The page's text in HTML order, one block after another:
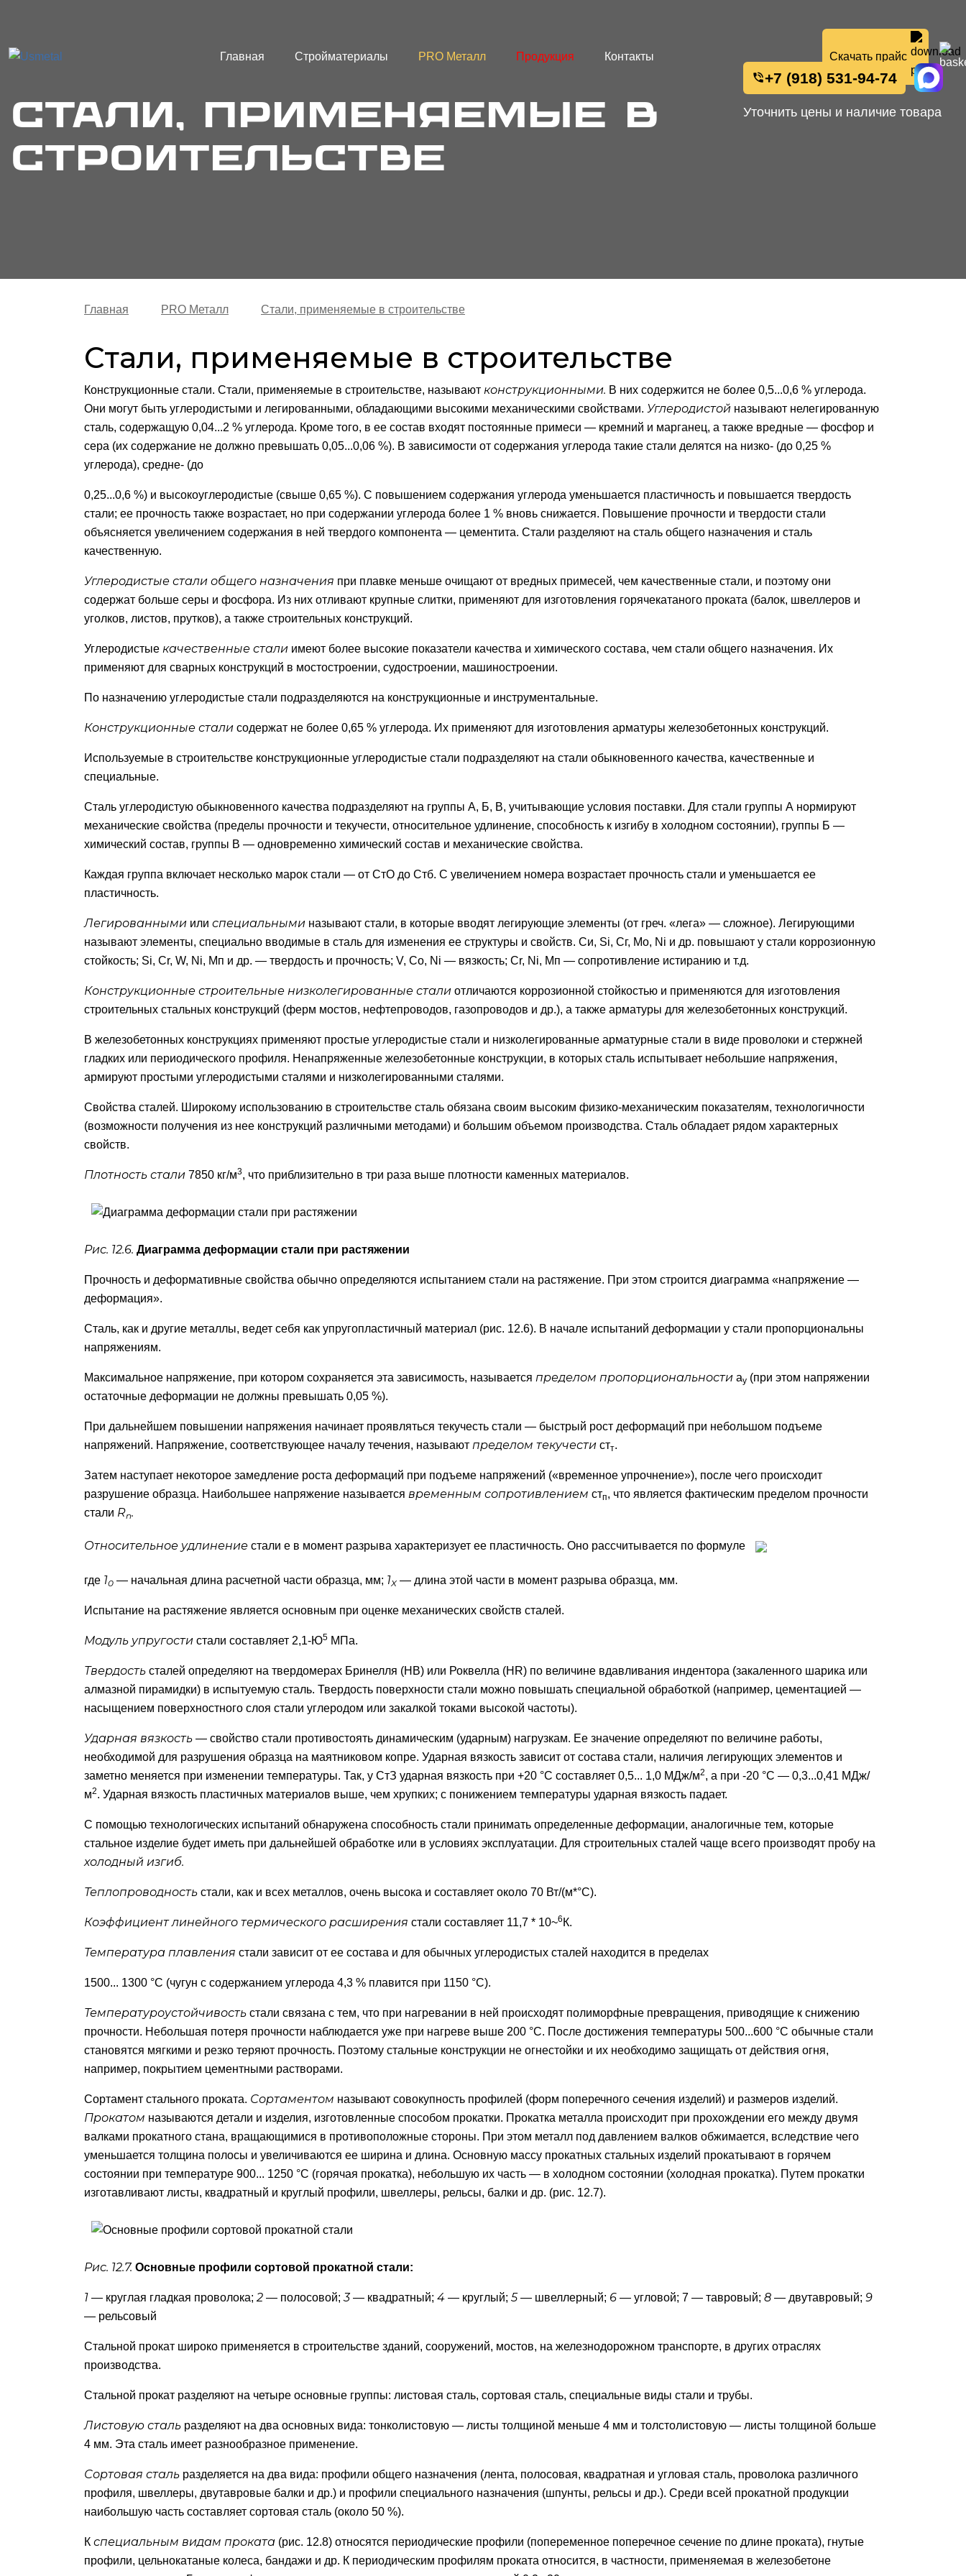
Главная Стройматериалы PRO Металл Продукция Контакты Скачать прайс
+7 (918) 531-94-74
Уточнить цены и наличие товара
Стали, применяемые в
строительстве
Главная PRO Металл Стали, применяемые в строительстве
Стали, применяемые в строительстве
Конструкционные стали. Стали, применяемые в строительстве, называют конструкционными. В них содержится не более 0,5...0,6 % углерода.
Они могут быть углеродистыми и легированными, обладающими высокими механическими свойствами. Углеродистой называют нелегированную
сталь, содержащую 0,04...2 % углерода. Кроме того, в ее состав входят постоянные примеси — кремний и марганец, а также вредные — фосфор и
сера (их содержание не должно превышать 0,05...0,06 %). В зависимости от содержания углерода такие стали делятся на низко- (до 0,25 %
углерода), средне- (до
0,25...0,6 %) и высокоуглеродистые (свыше 0,65 %). С повышением содержания углерода уменьшается пластичность и повышается твердость
стали; ее прочность также возрастает, но при содержании углерода более 1 % вновь снижается. Повышение прочности и твердости стали
объясняется увеличением содержания в ней твердого компонента — цементита. Стали разделяют на сталь общего назначения и сталь
качественную.
Углеродистые стали общего назначения при плавке меньше очищают от вредных примесей, чем качественные стали, и поэтому они
содержат больше серы и фосфора. Из них отливают крупные слитки, применяют для изготовления горячекатаного проката (балок, швеллеров и
уголков, листов, прутков), а также строительных конструкций.
Углеродистые качественные стали имеют более высокие показатели качества и химического состава, чем стали общего назначения. Их
применяют для сварных конструкций в мостостроении, судостроении, машиностроении.
По назначению углеродистые стали подразделяются на конструкционные и инструментальные.
Конструкционные стали содержат не более 0,65 % углерода. Их применяют для изготовления арматуры железобетонных конструкций.
Используемые в строительстве конструкционные углеродистые стали подразделяют на стали обыкновенного качества, качественные и
специальные.
Сталь углеродистую обыкновенного качества подразделяют на группы А, Б, В, учитывающие условия поставки. Для стали группы А нормируют
механические свойства (пределы прочности и текучести, относительное удлинение, способность к изгибу в холодном состоянии), группы Б —
химический состав, группы В — одновременно химический состав и механические свойства.
Каждая группа включает несколько марок стали — от СтО до Стб. С увеличением номера возрастает прочность стали и уменьшается ее
пластичность.
Легированными или специальными называют стали, в которые вводят легирующие элементы (от греч. «лега» — сложное). Легирующими
называют элементы, специально вводимые в сталь для изменения ее структуры и свойств. Си, Si, Сг, Mo, Ni и др. повышают у стали коррозионную
стойкость; Si, Cr, W, Ni, Мп и др. — твердость и прочность; V, Со, Ni — вязкость; Cr, Ni, Мп — сопротивление истиранию и т.д.
Конструкционные строительные низколегированные стали отличаются коррозионной стойкостью и применяются для изготовления
строительных стальных конструкций (ферм мостов, нефтепроводов, газопроводов и др.), а также арматуры для железобетонных конструкций.
В железобетонных конструкциях применяют простые углеродистые стали и низколегированные арматурные стали в виде проволоки и стержней
гладких или периодического профиля. Ненапряженные железобетонные конструкции, в которых сталь испытывает небольшие напряжения,
армируют простыми углеродистыми сталями и низколегированными сталями.
Свойства сталей. Широкому использованию в строительстве сталь обязана своим высоким физико-механическим показателям, технологичности
(возможности получения из нее конструкций различными методами) и большим объемом производства. Сталь обладает рядом характерных
свойств.
Плотность стали 7850 кг/м3, что приблизительно в три раза выше плотности каменных материалов.
Рис. 12.6. Диаграмма деформации стали при растяжении
Прочность и деформативные свойства обычно определяются испытанием стали на растяжение. При этом строится диаграмма «напряжение —
деформация».
Сталь, как и другие металлы, ведет себя как упругопластичный материал (рис. 12.6). В начале испытаний деформации у стали пропорциональны
напряжениям.
Максимальное напряжение, при котором сохраняется эта зависимость, называется пределом пропорциональности ау (при этом напряжении
остаточные деформации не должны превышать 0,05 %).
При дальнейшем повышении напряжения начинает проявляться текучесть стали — быстрый рост деформаций при небольшом подъеме
напряжений. Напряжение, соответствующее началу течения, называют пределом текучести стт.
Затем наступает некоторое замедление роста деформаций при подъеме напряжений («временное упрочнение»), после чего происходит
разрушение образца. Наибольшее напряжение называется временным сопротивлением стп, что является фактическим пределом прочности
стали Rn.
Относительное удлинение стали е в момент разрыва характеризует ее пластичность. Оно рассчитывается по формуле
где 10 — начальная длина расчетной части образца, мм; 1Х — длина этой части в момент разрыва образца, мм.
Испытание на растяжение является основным при оценке механических свойств сталей.
Модуль упругости стали составляет 2,1-Ю5 МПа.
Твердость сталей определяют на твердомерах Бринелля (НВ) или Роквелла (HR) по величине вдавливания индентора (закаленного шарика или
алмазной пирамидки) в испытуемую сталь. Твердость поверхности стали можно повышать специальной обработкой (например, цементацией —
насыщением поверхностного слоя стали углеродом или закалкой токами высокой частоты).
Ударная вязкость — свойство стали противостоять динамическим (ударным) нагрузкам. Ее значение определяют по величине работы,
необходимой для разрушения образца на маятниковом копре. Ударная вязкость зависит от состава стали, наличия легирующих элементов и
заметно меняется при изменении температуры. Так, у СтЗ ударная вязкость при +20 °С составляет 0,5... 1,0 МДж/м2, а при -20 °С — 0,3...0,41 МДж/
м2. Ударная вязкость пластичных материалов выше, чем хрупких; с понижением температуры ударная вязкость падает.
С помощью технологических испытаний обнаружена способность стали принимать определенные деформации, аналогичные тем, которые
стальное изделие будет иметь при дальнейшей обработке или в условиях эксплуатации. Для строительных сталей чаще всего производят пробу на
холодный изгиб.
Теплопроводность стали, как и всех металлов, очень высока и составляет около 70 Вт/(м*°С).
Коэффициент линейного термического расширения стали составляет 11,7 * 10~6 К.
Температура плавления стали зависит от ее состава и для обычных углеродистых сталей находится в пределах
1500... 1300 °С (чугун с содержанием углерода 4,3 % плавится при 1150 °С).
Температуроустойчивость стали связана с тем, что при нагревании в ней происходят полиморфные превращения, приводящие к снижению
прочности. Небольшая потеря прочности наблюдается уже при нагреве выше 200 °С. После достижения температуры 500...600 °С обычные стали
становятся мягкими и резко теряют прочность. Поэтому стальные конструкции не огнестойки и их необходимо защищать от действия огня,
например, покрытием цементными растворами.
Сортамент стального проката. Сортаментом называют совокупность профилей (форм поперечного сечения изделий) и размеров изделий.
Прокатом называются детали и изделия, изготовленные способом прокатки. Прокатка металла происходит при прохождении его между двумя
валками прокатного стана, вращающимися в противоположные стороны. При этом металл под давлением валков обжимается, вследствие чего
уменьшается толщина полосы и увеличиваются ее ширина и длина. Основную массу прокатных стальных изделий прокатывают в горячем
состоянии при температуре 900... 1250 °С (горячая прокатка), небольшую их часть — в холодном состоянии (холодная прокатка). Путем прокатки
изготавливают листы, квадратный и круглый профили, швеллеры, рельсы, балки и др. (рис. 12.7).
Рис. 12.7. Основные профили сортовой прокатной стали:
1 — круглая гладкая проволока; 2 — полосовой;3— квадратный; 4 — круглый; 5— швеллерный; 6 — угловой; 7 — тавровый; 8 — двутавровый; 9
— рельсовый
Стальной прокат широко применяется в строительстве зданий, сооружений, мостов, на железнодорожном транспорте, в других отраслях
производства.
Стальной прокат разделяют на четыре основные группы: листовая сталь, сортовая сталь, специальные виды стали и трубы.
Листовую сталь разделяют на два основных вида: тонколистовую — листы толщиной меньше 4 мм и толстолистовую — листы толщиной больше
4 мм. Эта сталь имеет разнообразное применение.
Сортовая сталь разделяется на два вида: профили общего назначения (лента, полосовая, квадратная и угловая сталь, проволока различного
профиля, швеллеры, двутавровые балки и др.) и профили специального назначения (шпунты, рельсы и др.). Среди всей прокатной продукции
наибольшую часть составляет сортовая сталь (около 50 %).
К специальным видам проката (рис. 12.8) относятся периодические профили (попеременное поперечное сечение по длине проката), гнутые
профили, цельнокатаные колеса, бандажи и др. К периодическим профилям проката относится, в частности, применяемая в железобетоне